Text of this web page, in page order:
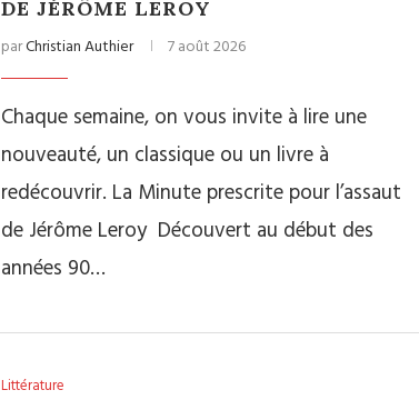
DE JÉRÔME LEROY
parChristian Authier 7 août 2026
Chaque semaine, on vous invite à lire une
nouveauté, un classique ou un livre à
redécouvrir. La Minute prescrite pour l’assaut
de Jérôme Leroy Découvert au début des
années 90…
Littérature